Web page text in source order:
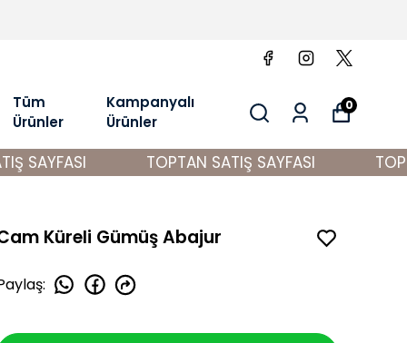
Tüm
Ürünler
Kampanyalı
Ürünler
0
SAYFASI TOPTAN SATIŞ SAYFASI
Küreli Gümüş Abajur
: